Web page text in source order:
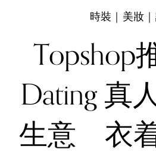
Topshop
Dating 真
生意 衣
時裝｜美妝